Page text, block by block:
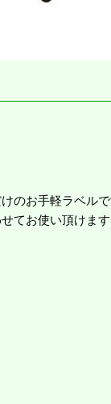
のお手軽ラベルで
てお使い頂けます